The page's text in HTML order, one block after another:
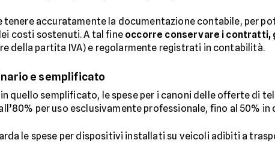
tenere accuratamente la documentazione contabile, per
costi sostenuti. A tal fine occorre conservare i
della partita IVA) e regolarmente registrati in contabilità.
e semplificato
quello semplificato, le spese per i canoni delle offerte di
per uso esclusivamente professionale, fino al 50% in
le spese per dispositivi installati su veicoli adibiti a